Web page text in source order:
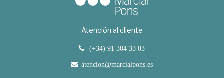
Atención al cliente
(+34) 91 304 33 03
atencion@marcialpons.es